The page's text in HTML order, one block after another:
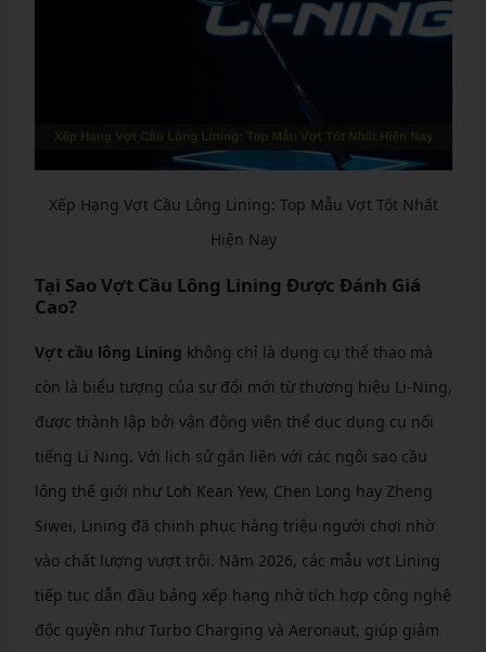
Xếp Hạng Vợt Cầu Lông Lining: Top Mẫu Vợt Tốt Nhất
Hiện Nay
Tại Sao Vợt Cầu Lông Lining Được Đánh Giá
Cao?
Vợt cầu lông Lining không chỉ là dụng cụ thể thao mà
còn là biểu tượng của sự đổi mới từ thương hiệu Li-Ning,
được thành lập bởi vận động viên thể dục dụng cụ nổi
tiếng Li Ning. Với lịch sử gắn liền với các ngôi sao cầu
lông thế giới như Loh Kean Yew, Chen Long hay Zheng
Siwei, Lining đã chinh phục hàng triệu người chơi nhờ
vào chất lượng vượt trội. Năm 2026, các mẫu vợt Lining
tiếp tục dẫn đầu bảng xếp hạng nhờ tích hợp công nghệ
độc quyền như Turbo Charging và Aeronaut, giúp giảm